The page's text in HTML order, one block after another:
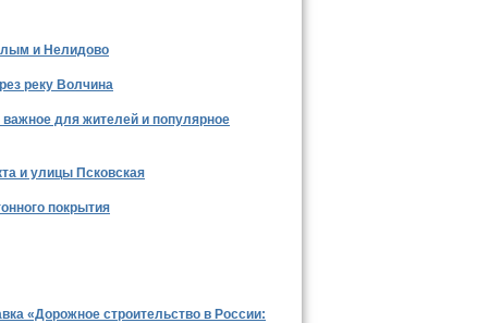
и Нелидово
реку Волчина
для жителей и популярное
и улицы Псковская
покрытия
«Дорожное строительство в России: